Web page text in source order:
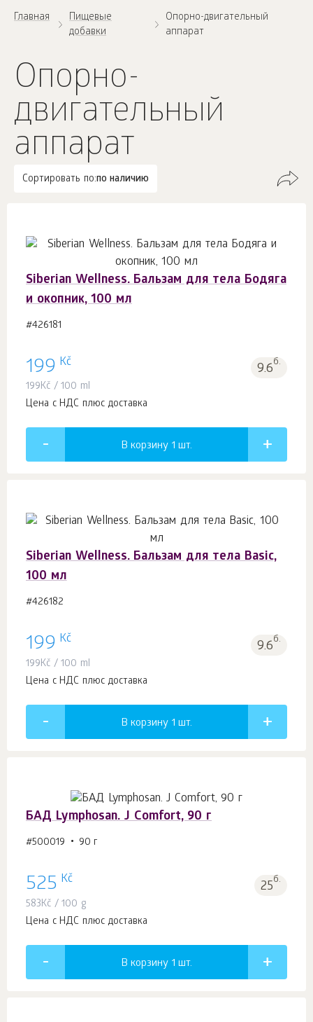
Главная
Пищевые
добавки
Опорно-двигательный
аппарат
Опорно-
двигательный
аппарат
Сортировать по:по наличию
Siberian Wellness. Бальзам для тела Бодяга
и окопник, 100 мл
#426181
199 Kč 9.6б.
199Kč / 100 ml
Цена с НДС плюс доставка
В корзину 1 шт.
Siberian Wellness. Бальзам для тела Basic,
100 мл
#426182
199 Kč 9.6б.
199Kč / 100 ml
Цена с НДС плюс доставка
В корзину 1 шт.
БАД Lymphosan. J Comfort, 90 г
#500019 90 г
525 Kč 25б.
583Kč / 100 g
Цена с НДС плюс доставка
В корзину 1 шт.